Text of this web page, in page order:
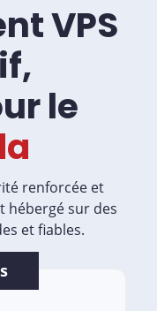
VPS
le
renforcée et
hébergé sur des
et fiables.